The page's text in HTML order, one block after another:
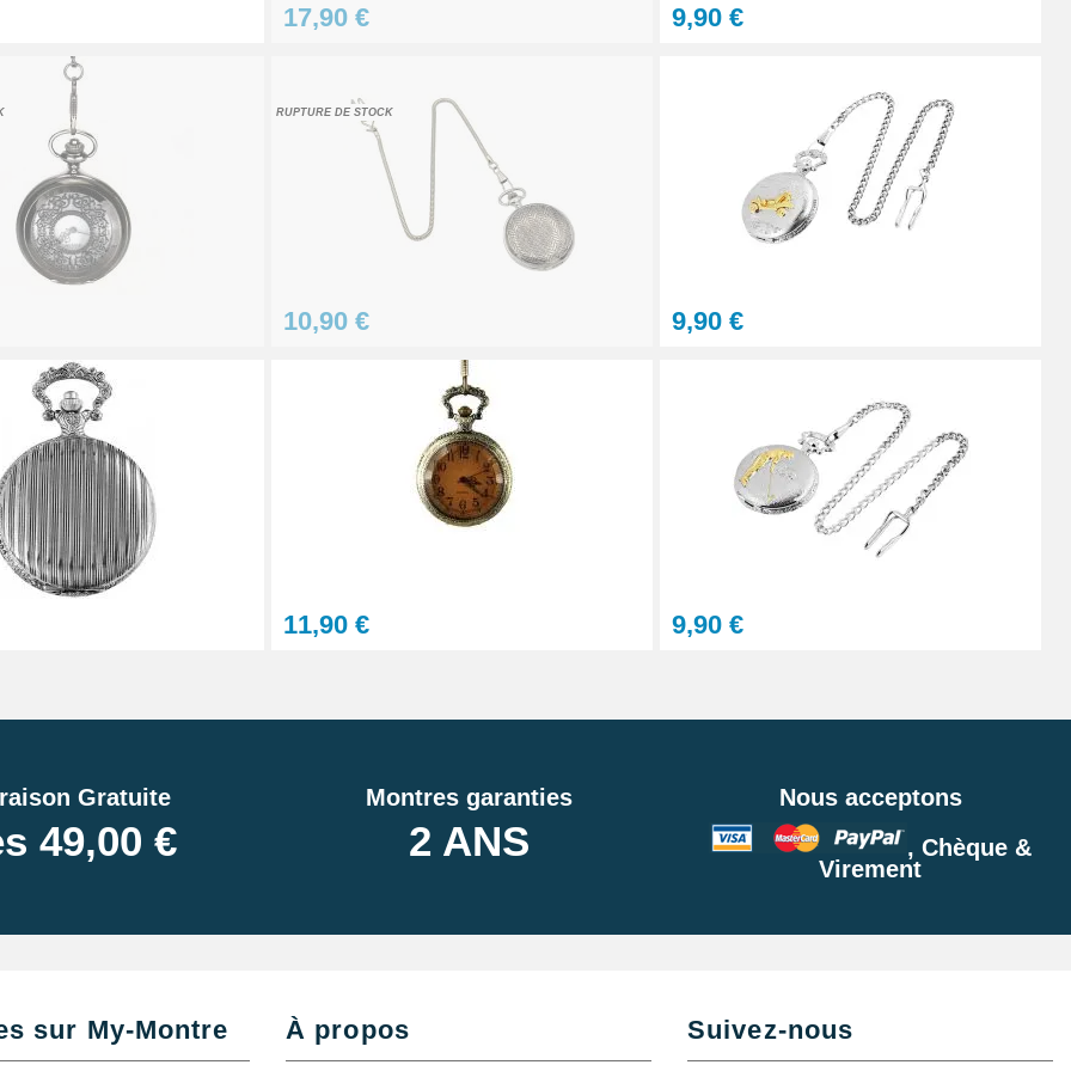
Ajouter au panier
pas chère
À configurer
cher
Kit Horlogerie
Ajouter au panier
mécanisme
Ajouter au panier
17,90 € 9,90 €
RUPTURE DE STOCK
10,90 € 9,90 €
11,90 € 9,90 €
Gratuite
49,00 €
Montres garanties
2 ANS
Nous acceptons
, Chèque &
Virement
sur My-Montre À propos Suivez-nous